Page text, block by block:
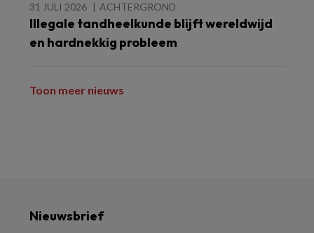
31 JULI 2026 ACHTERGROND
Illegale tandheelkunde blijft wereldwijd
en hardnekkig probleem
Toon meer nieuws
Nieuwsbrief